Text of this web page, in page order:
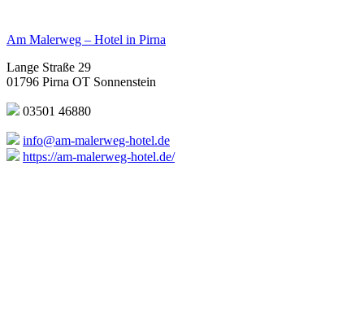
Am Malerweg – Hotel in Pirna
Lange Straße 29
01796 Pirna OT Sonnenstein
03501 46880
info@am-malerweg-hotel.de
https://am-malerweg-hotel.de/